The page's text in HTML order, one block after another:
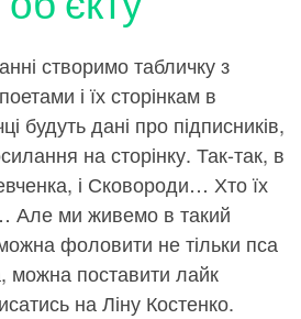
створимо табличку з
і їх сторінкам в
будуть дані про підписників,
на сторінку. Так-так, в
і Сковороди… Хто їх
Але ми живемо в такий
фоловити не тільки пса
можна поставити лайк
на Ліну Костенко.